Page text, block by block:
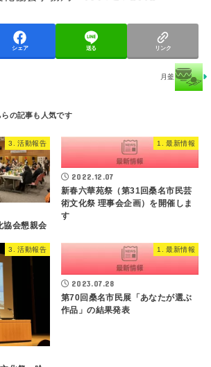
シェア 送る リンク
月釜
3. 活動報告
会懇親会
1. 最新情報
2022.12.07
新春六華苑祭（第31回桑名市民芸
術文化祭 理事会企画）を開催しま
す
3. 活動報告 1. 最新情報
2023.07.28
第70回桑名市民展「あなたが選ぶ
作品」の結果発表